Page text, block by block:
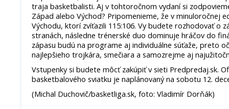
traja basketbalisti. Aj v tohtoročnom vydaní si
Západ alebo Východ? Pripomenieme, že v minuloročnej
Východu, ktorí zvíťazili 115:106. Vy budete rozhodovať o
stranách, následne trénerské duo dominuje hráčov do
zápasu budú na programe aj individuálne súťaže, preto
najlepšieho trojkára, smečiara a samozrejme aj
Vstupenky si budete môcť zakúpiť v sieti Predpredaj.sk.
basketbalového sviatku je naplánovaný na sobotu 12.
(Michal Duchovič/basketliga.sk, foto: Vladimír Dorňák)